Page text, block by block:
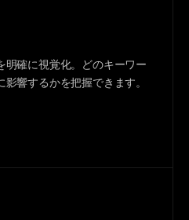
明確に視覚化。どのキーワー
響するかを把握できます。